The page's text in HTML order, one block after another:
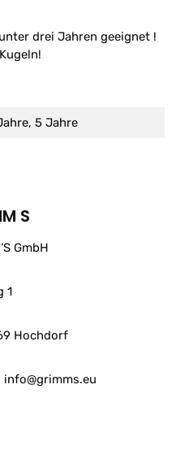
drei Jahren geeignet !
5 Jahre
S
GmbH
1
Hochdorf
info@grimms.eu